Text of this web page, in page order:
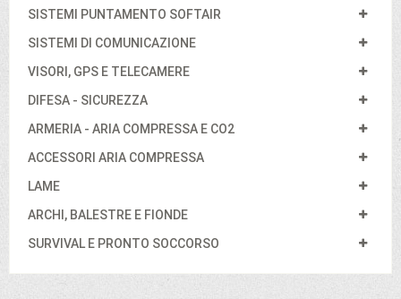
SISTEMI PUNTAMENTO SOFTAIR
SISTEMI DI COMUNICAZIONE
VISORI, GPS E TELECAMERE
DIFESA - SICUREZZA
ARMERIA - ARIA COMPRESSA E CO2
ACCESSORI ARIA COMPRESSA
LAME
ARCHI, BALESTRE E FIONDE
SURVIVAL E PRONTO SOCCORSO